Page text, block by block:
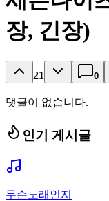
장, 긴장)
21 0
댓글이 없습니다.
인기 게시글
무슨노래인지